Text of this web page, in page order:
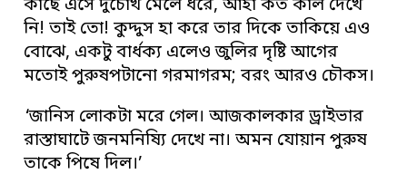
কাছে এসে দুচোখ মেলে ধরে, আহা কত কাল দেখে
নি! তাই তো! কুদ্দুস হা করে তার দিকে তাকিয়ে এও
বোঝে, একটু বার্ধক্য এলেও জুলির দৃষ্টি আগের
মতোই পুরুষপটানো গরমাগরম; বরং আরও চৌকস।
‘জানিস লোকটা মরে গেল। আজকালকার ড্রাইভার
রাস্তাঘাটে জনমনিষ্যি দেখে না। অমন যোয়ান পুরুষ
তাকে পিষে দিল।’